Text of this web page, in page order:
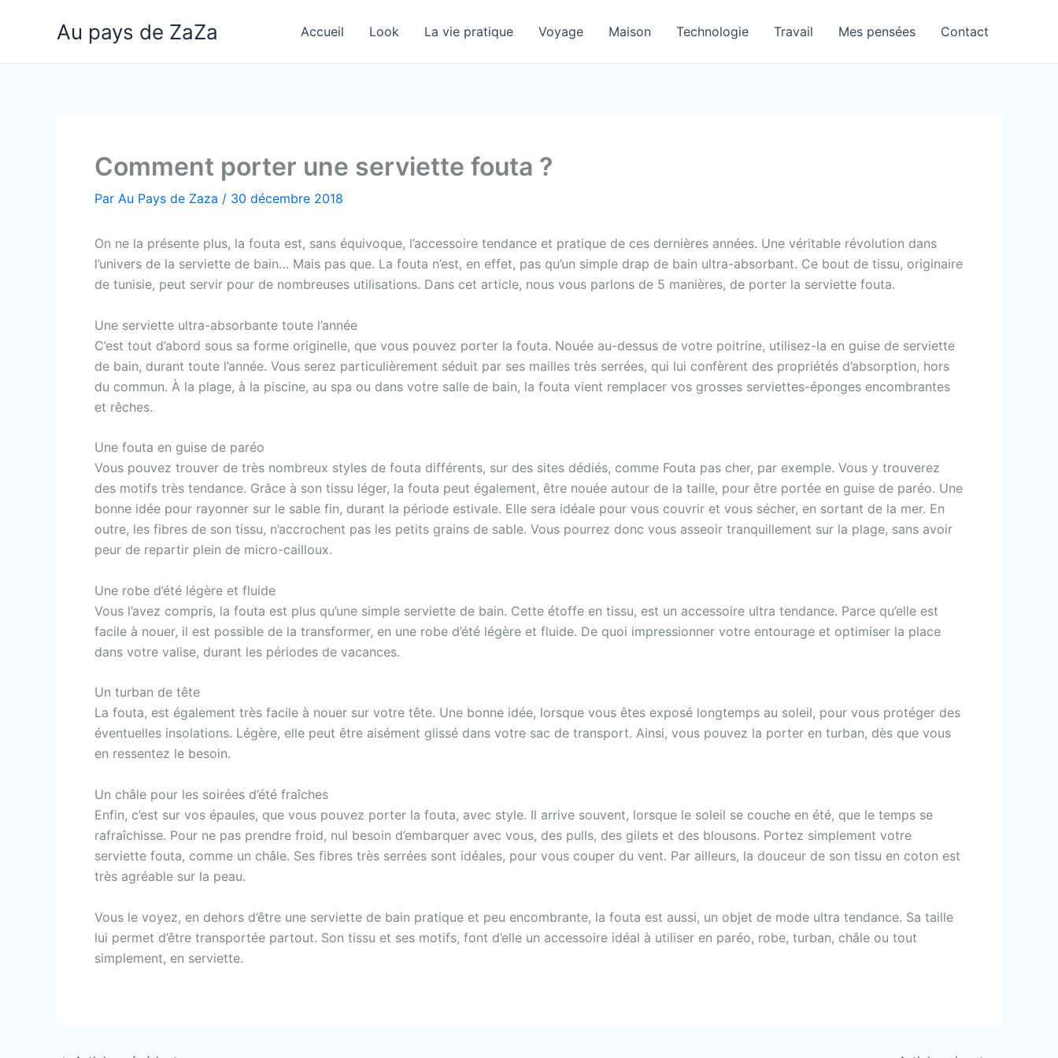
Au pays de ZaZa Accueil Look La vie pratique Voyage Maison Technologie Travail Mes pensées Contact
Comment porter une serviette fouta ?
Par Au Pays de Zaza / 30 décembre 2018
On ne la présente plus, la fouta est, sans équivoque, l’accessoire tendance et pratique de ces dernières années. Une véritable révolution dans
l’univers de la serviette de bain… Mais pas que. La fouta n’est, en effet, pas qu’un simple drap de bain ultra-absorbant. Ce bout de tissu, originaire
de tunisie, peut servir pour de nombreuses utilisations. Dans cet article, nous vous parlons de 5 manières, de porter la serviette fouta.
Une serviette ultra-absorbante toute l’année
C’est tout d’abord sous sa forme originelle, que vous pouvez porter la fouta. Nouée au-dessus de votre poitrine, utilisez-la en guise de serviette
de bain, durant toute l’année. Vous serez particulièrement séduit par ses mailles très serrées, qui lui confèrent des propriétés d’absorption, hors
du commun. À la plage, à la piscine, au spa ou dans votre salle de bain, la fouta vient remplacer vos grosses serviettes-éponges encombrantes
et rêches.
Une fouta en guise de paréo
Vous pouvez trouver de très nombreux styles de fouta différents, sur des sites dédiés, comme Fouta pas cher, par exemple. Vous y trouverez
des motifs très tendance. Grâce à son tissu léger, la fouta peut également, être nouée autour de la taille, pour être portée en guise de paréo. Une
bonne idée pour rayonner sur le sable fin, durant la période estivale. Elle sera idéale pour vous couvrir et vous sécher, en sortant de la mer. En
outre, les fibres de son tissu, n’accrochent pas les petits grains de sable. Vous pourrez donc vous asseoir tranquillement sur la plage, sans avoir
peur de repartir plein de micro-cailloux.
Une robe d’été légère et fluide
Vous l’avez compris, la fouta est plus qu’une simple serviette de bain. Cette étoffe en tissu, est un accessoire ultra tendance. Parce qu’elle est
facile à nouer, il est possible de la transformer, en une robe d’été légère et fluide. De quoi impressionner votre entourage et optimiser la place
dans votre valise, durant les périodes de vacances.
Un turban de tête
La fouta, est également très facile à nouer sur votre tête. Une bonne idée, lorsque vous êtes exposé longtemps au soleil, pour vous protéger des
éventuelles insolations. Légère, elle peut être aisément glissé dans votre sac de transport. Ainsi, vous pouvez la porter en turban, dès que vous
en ressentez le besoin.
Un châle pour les soirées d’été fraîches
Enfin, c’est sur vos épaules, que vous pouvez porter la fouta, avec style. Il arrive souvent, lorsque le soleil se couche en été, que le temps se
rafraîchisse. Pour ne pas prendre froid, nul besoin d’embarquer avec vous, des pulls, des gilets et des blousons. Portez simplement votre
serviette fouta, comme un châle. Ses fibres très serrées sont idéales, pour vous couper du vent. Par ailleurs, la douceur de son tissu en coton est
très agréable sur la peau.
Vous le voyez, en dehors d’être une serviette de bain pratique et peu encombrante, la fouta est aussi, un objet de mode ultra tendance. Sa taille
lui permet d’être transportée partout. Son tissu et ses motifs, font d’elle un accessoire idéal à utiliser en paréo, robe, turban, châle ou tout
simplement, en serviette.